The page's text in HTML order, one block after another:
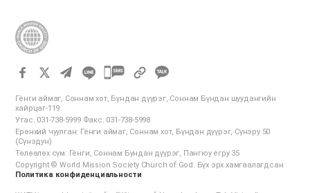
카
오
공
유
하
기
Гёнги аймаг, Соннам хот, Бүндан дүүрэг, Соннам Бүндан шуудангийн
хайрцаг-119
Утас. 031-738-5999 Факс. 031-738-5998
Ерөнхий чуулган: Гёнги аймаг, Соннам хот, Бүндан дүүрэг, Сүнэру 50
(Сүнэдун)
Төлөөлөх сүм: Гёнги, Соннам Бүндан дүүрэг, Пангюу ёгру 35
Copyright © World Mission Society Church of God. Бүх эрх хамгаалагдсан
Политика конфиденциальности